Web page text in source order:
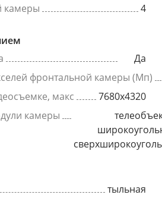
камеры
4
Да
фронтальной камеры (Мп)
макс
7680x4320
камеры
тыльная